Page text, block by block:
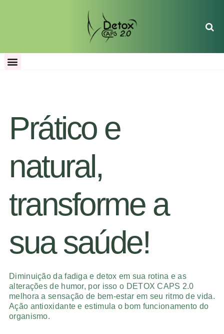
Prático e
natural,
transforme a
sua saúde!
Diminuição da fadiga e detox em sua rotina e as
alterações de humor, por isso o DETOX CAPS 2.0
melhora a sensação de bem-estar em seu ritmo de vida.
Ação antioxidante e estimula o bom funcionamento do
organismo.